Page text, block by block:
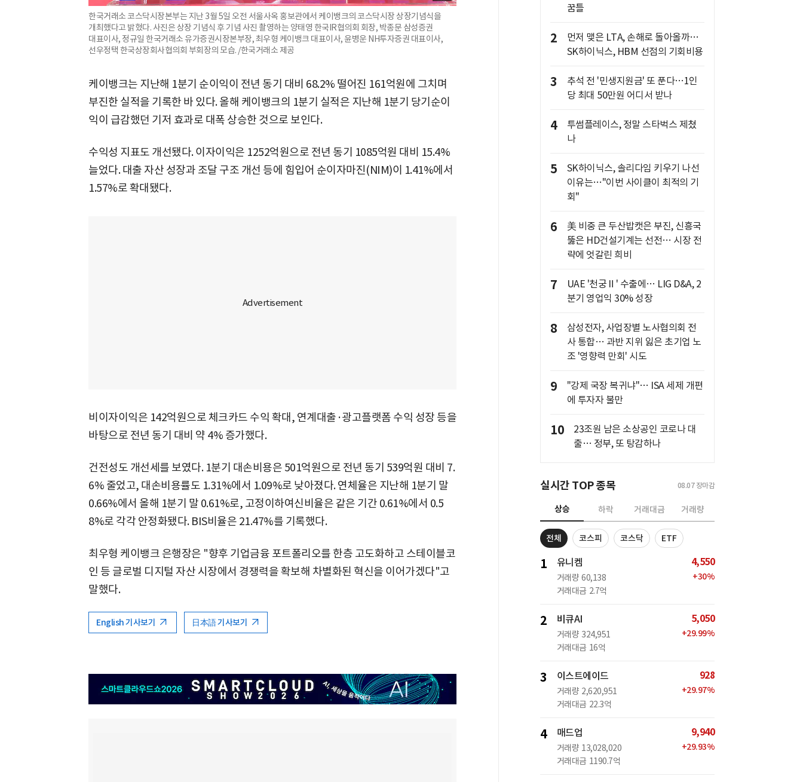
한국거래소 코스닥시장본부는 지난 3월 5일 오전 서울사옥 홍보관에서 케이뱅크의 코스닥시장 상장기념식을
개최했다고 밝혔다. 사진은 상장 기념식 후 기념 사진 촬영하는 양태영 한국IR협의회 회장, 박종문 삼성증권
대표이사, 정규일 한국거래소 유가증권시장본부장, 최우형 케이뱅크 대표이사, 윤병운 NH투자증권 대표이사,
선우정택 한국상장회사협의회 부회장의 모습. /한국거래소 제공
케이뱅크는 지난해 1분기 순이익이 전년 동기 대비 68.2% 떨어진 161억원에 그치며
부진한 실적을 기록한 바 있다. 올해 케이뱅크의 1분기 실적은 지난해 1분기 당기순이
익이 급감했던 기저 효과로 대폭 상승한 것으로 보인다.
수익성 지표도 개선됐다. 이자이익은 1252억원으로 전년 동기 1085억원 대비 15.4%
늘었다. 대출 자산 성장과 조달 구조 개선 등에 힘입어 순이자마진(NIM)이 1.41%에서
1.57%로 확대됐다.
비이자이익은 142억원으로 체크카드 수익 확대, 연계대출·광고플랫폼 수익 성장 등을
바탕으로 전년 동기 대비 약 4% 증가했다.
건전성도 개선세를 보였다. 1분기 대손비용은 501억원으로 전년 동기 539억원 대비 7.
6% 줄었고, 대손비용률도 1.31%에서 1.09%로 낮아졌다. 연체율은 지난해 1분기 말
0.66%에서 올해 1분기 말 0.61%로, 고정이하여신비율은 같은 기간 0.61%에서 0.5
8%로 각각 안정화됐다. BIS비율은 21.47%를 기록했다.
최우형 케이뱅크 은행장은 "향후 기업금융 포트폴리오를 한층 고도화하고 스테이블코
인 등 글로벌 디지털 자산 시장에서 경쟁력을 확보해 차별화된 혁신을 이어가겠다"고
말했다.
English 기사보기 日本語 기사보기
꿈틀
2
먼저 맺은 LTA, 손해로 돌아올까…
SK하이닉스, HBM 선점의 기회비용
3
추석 전 '민생지원금' 또 푼다…1인
당 최대 50만원 어디서 받나
4
투썸플레이스, 정말 스타벅스 제쳤
나
5
SK하이닉스, 솔리다임 키우기 나선
이유는…"이번 사이클이 최적의 기
회"
6
美 비중 큰 두산밥캣은 부진, 신흥국
뚫은 HD건설기계는 선전… 시장 전
략에 엇갈린 희비
7
UAE '천궁Ⅱ' 수출에… LIG D&A, 2
분기 영업익 30% 성장
8
삼성전자, 사업장별 노사협의회 전
사 통합… 과반 지위 잃은 초기업 노
조 '영향력 만회' 시도
9
"강제 국장 복귀냐"… ISA 세제 개편
에 투자자 불만
10
23조원 남은 소상공인 코로나 대
출… 정부, 또 탕감하나
실시간 TOP 종목 08.07 장마감
상승 하락 거래대금 거래량
전체 코스피 코스닥 ETF
1 유니켐
거래량 60,138
거래대금 2.7억
4,550
+30%
2 비큐AI
거래량 324,951
거래대금 16억
5,050
+29.99%
3 이스트에이드
거래량 2,620,951
거래대금 22.3억
928
+29.97%
4 매드업
거래량 13,028,020
거래대금 1190.7억
9,940
+29.93%